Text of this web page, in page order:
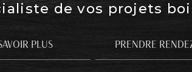
de vos projets
PLUS PRENDRE